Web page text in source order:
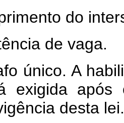
do
de vaga.
A
exigida
desta lei.